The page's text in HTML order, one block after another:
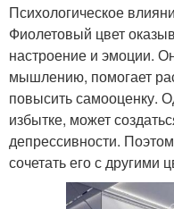
Психологическое
Фиолетовый цвет
настроение и эмоции.
мышлению, помогает
повысить самооценку.
избытке, может
депрессивности.
сочетать его с другими